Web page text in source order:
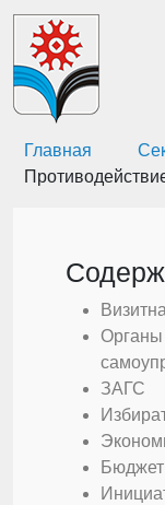
Главная
Органы
ЗАГС